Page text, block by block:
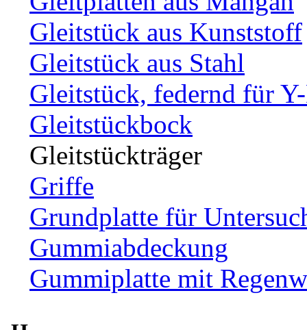
Gleitstück aus Kunststoff
Gleitstück aus Stahl
Gleitstück, federnd für
Gleitstückbock
Gleitstückträger
Griffe
Grundplatte für
Gummiabdeckung
Gummiplatte mit